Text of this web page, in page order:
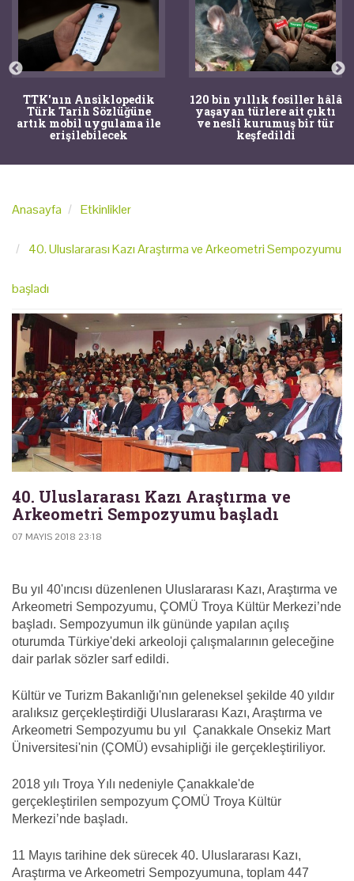
120 bin yıllık fosiller hâlâ
yaşayan türlere ait çıktı
ve nesli kurumuş bir tür
keşfedildi
Bir torba kemik adli
tıpçıları şaşkına çevirdi,
kemiklerin sırrını
arkeologlar çözdü
Anasayfa Etkinlikler
40. Uluslararası Kazı Araştırma ve Arkeometri Sempozyumu
başladı
40. Uluslararası Kazı Araştırma ve
Arkeometri Sempozyumu başladı
07 MAYIS 2018 23:18
Bu yıl 40'ıncısı düzenlenen Uluslararası Kazı, Araştırma ve
Arkeometri Sempozyumu, ÇOMÜ Troya Kültür Merkezi’nde
başladı. Sempozyumun ilk gününde yapılan açılış
oturumda Türkiye'deki arkeoloji çalışmalarının geleceğine
dair parlak sözler sarf edildi.
Kültür ve Turizm Bakanlığı'nın geleneksel şekilde 40 yıldır
aralıksız gerçekleştirdiği Uluslararası Kazı, Araştırma ve
Arkeometri Sempozyumu bu yıl Çanakkale Onsekiz Mart
Üniversitesi'nin (ÇOMÜ) evsahipliği ile gerçekleştiriliyor.
2018 yılı Troya Yılı nedeniyle Çanakkale'de
gerçekleştirilen sempozyum ÇOMÜ Troya Kültür
Merkezi’nde başladı.
11 Mayıs tarihine dek sürecek 40. Uluslararası Kazı,
Araştırma ve Arkeometri Sempozyumuna, toplam 447